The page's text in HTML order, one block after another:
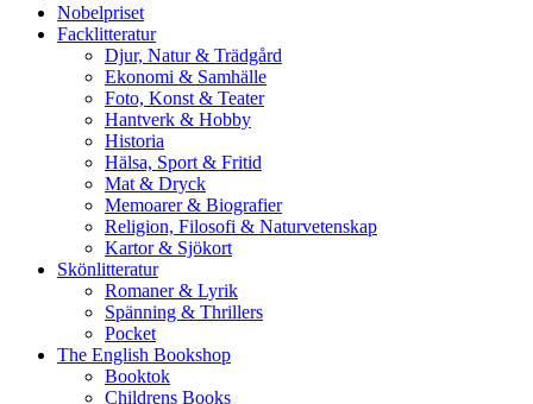
Nobelpriset
Facklitteratur
Djur, Natur & Trädgård
Ekonomi & Samhälle
Foto, Konst & Teater
Hantverk & Hobby
Historia
Hälsa, Sport & Fritid
Mat & Dryck
Memoarer & Biografier
Religion, Filosofi & Naturvetenskap
Kartor & Sjökort
Skönlitteratur
Romaner & Lyrik
Spänning & Thrillers
Pocket
The English Bookshop
Booktok
Childrens Books